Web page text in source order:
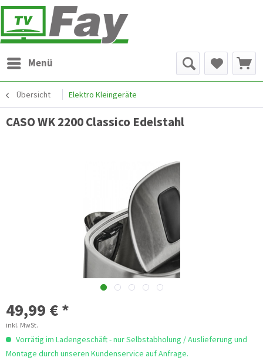
Menü
Übersicht Elektro Kleingeräte
CASO WK 2200 Classico Edelstahl
49,99 € *
inkl. MwSt.
Vorrätig im Ladengeschäft - nur Selbstabholung / Auslieferung und
Montage durch unseren Kundenservice auf Anfrage.